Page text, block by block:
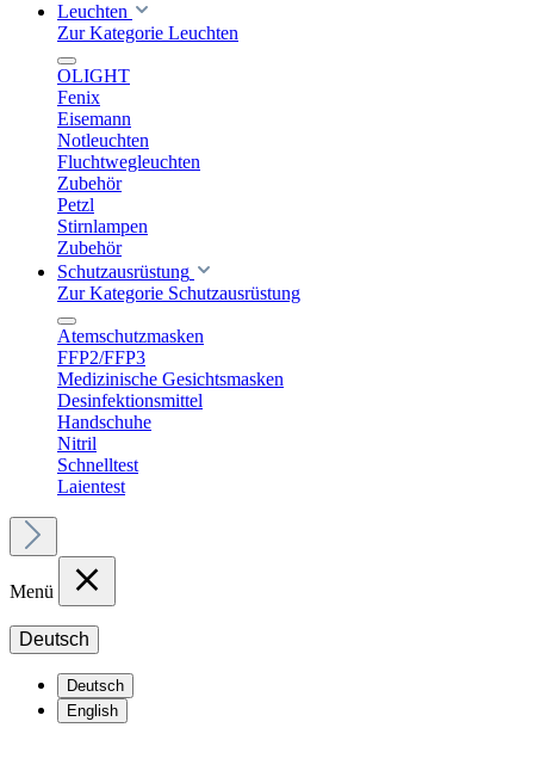
Leuchten
Zur Kategorie Leuchten
OLIGHT
Fenix
Eisemann
Notleuchten
Fluchtwegleuchten
Zubehör
Petzl
Stirnlampen
Zubehör
Schutzausrüstung
Zur Kategorie Schutzausrüstung
Atemschutzmasken
FFP2/FFP3
Medizinische Gesichtsmasken
Desinfektionsmittel
Handschuhe
Nitril
Schnelltest
Laientest
Menü
Deutsch
Deutsch
English